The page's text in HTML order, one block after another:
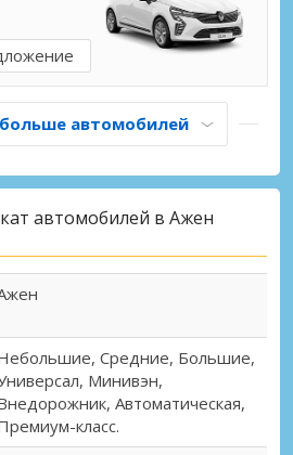
автомобилей
автомобилей в Ажен
Средние, Большие,
Минивэн,
Автоматическая,
класс.